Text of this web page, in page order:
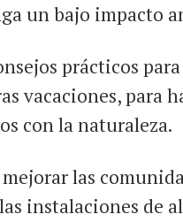
un bajo impacto
prácticos
vacaciones, para
con la naturaleza.
las
instalaciones de